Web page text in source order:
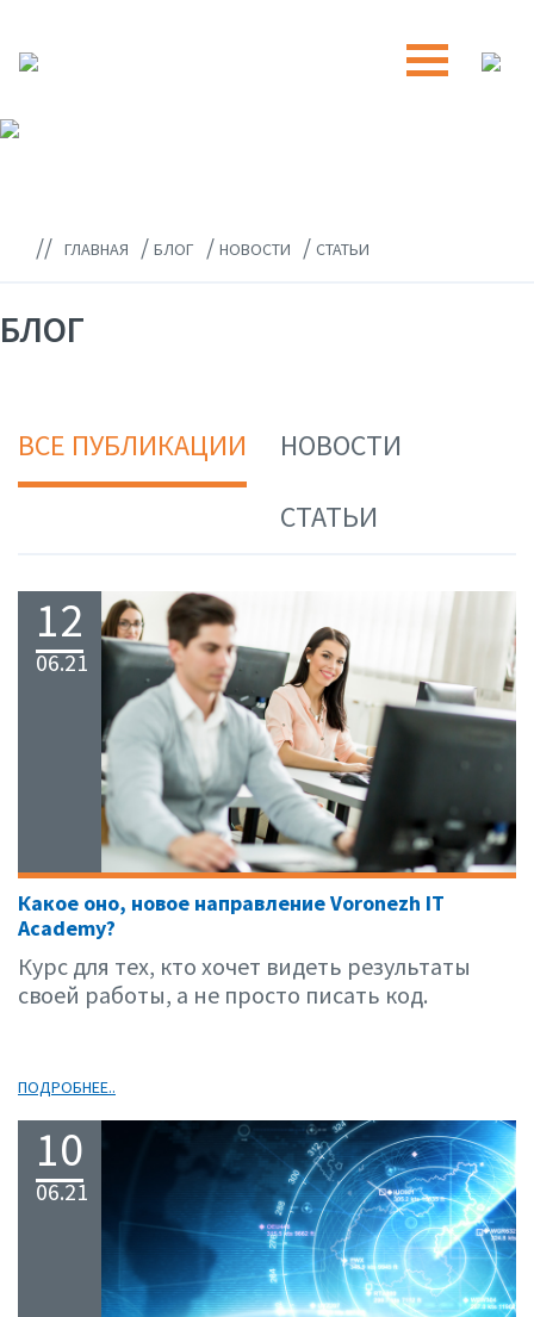
// ГЛАВНАЯ / БЛОГ / НОВОСТИ / СТАТЬИ
БЛОГ
ВСЕ ПУБЛИКАЦИИ
НОВОСТИ
СТАТЬИ
12
06.21
Какое оно, новое направление Voronezh IT
Academy?
Курс для тех, кто хочет видеть результаты
своей работы, а не просто писать код.
ПОДРОБНЕЕ..
10
06.21